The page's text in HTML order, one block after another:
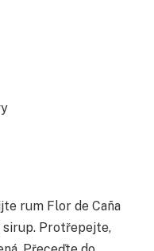
rum Flor de Caña
sirup. Protřepejte,